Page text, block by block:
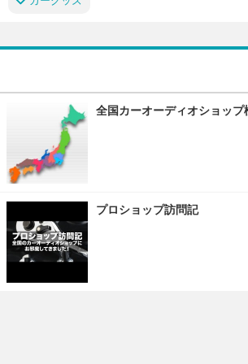
全国カーオーディオショップ
プロショップ訪問記